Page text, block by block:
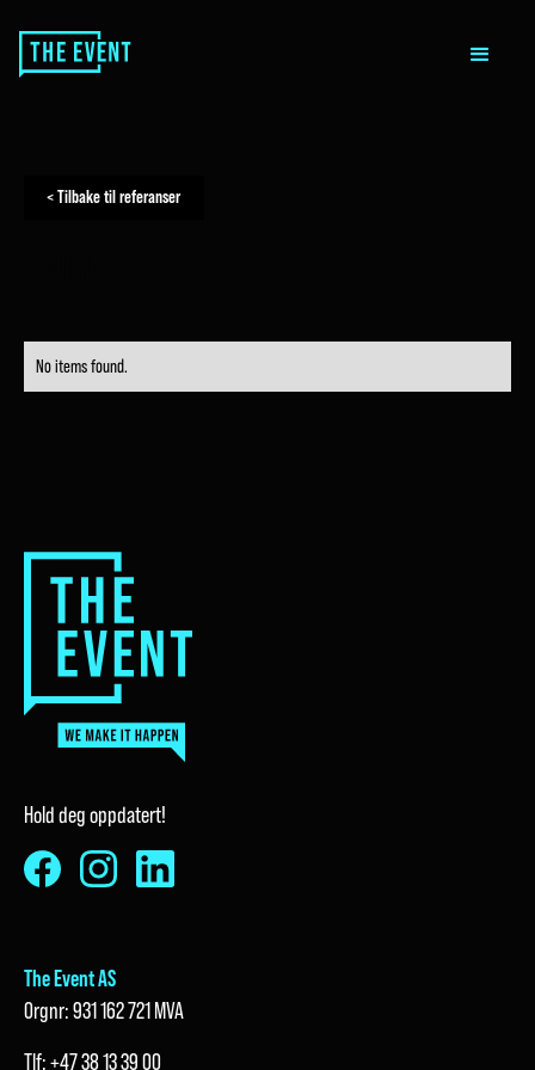
< Tilbake til referanser
No items found.
The Event AS
Orgnr: 931 162 721 MVA
Tlf:+47 38 13 39 00
Hold deg oppdatert!